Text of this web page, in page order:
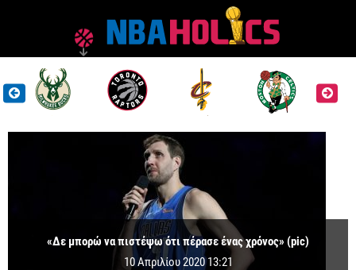
«Δε μπορώ να πιστέψω ότι πέρασε ένας χρόνος» (pic)
10 Απριλίου 2020 13:21